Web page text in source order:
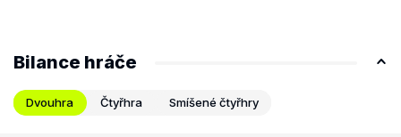
Bilance hráče
Dvouhra Čtyřhra Smíšené čtyřhry